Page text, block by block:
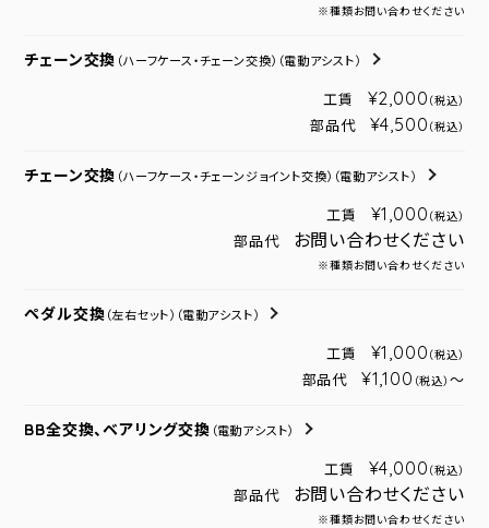
※種類お問い合わせください
チェーン交換 （ハーフケース・チェーン交換） （電動アシスト）
工賃 ¥2,000 （税込）
部品代 ¥4,500 （税込）
チェーン交換 （ハーフケース・チェーンジョイント交換） （電動アシスト）
工賃 ¥1,000 （税込）
部品代 お問い合わせください
※種類お問い合わせください
ペダル交換 （左右セット） （電動アシスト）
工賃 ¥1,000 （税込）
部品代 ¥1,100 （税込） ～
BB全交換、ベアリング交換 （電動アシスト）
工賃 ¥4,000 （税込）
部品代 お問い合わせください
※種類お問い合わせください